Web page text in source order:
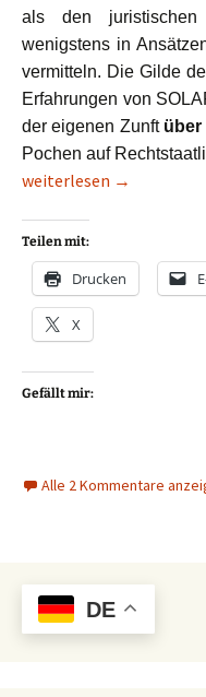
als den
wenigstens in
vermitteln. Die Gilde
Erfahrungen von
der eigenen Zunft über
Pochen auf
ACHT Beispiele für
weiterlesen →
Teilen mit:
Drucken
X
Gefällt mir:
Alle 2 Kommentare
DE